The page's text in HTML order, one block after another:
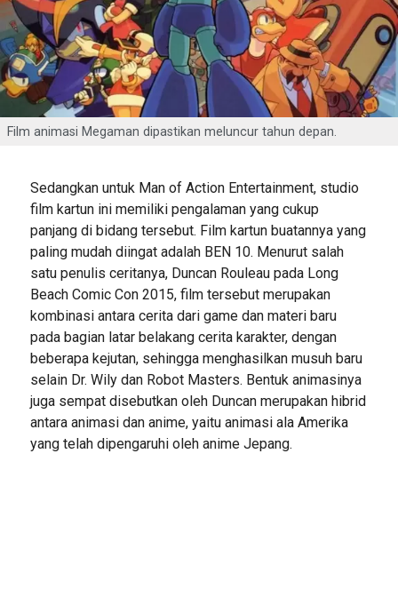
Film animasi Megaman dipastikan meluncur tahun depan.
Sedangkan untuk Man of Action Entertainment, studio
film kartun ini memiliki pengalaman yang cukup
panjang di bidang tersebut. Film kartun buatannya yang
paling mudah diingat adalah BEN 10. Menurut salah
satu penulis ceritanya, Duncan Rouleau pada Long
Beach Comic Con 2015, film tersebut merupakan
kombinasi antara cerita dari game dan materi baru
pada bagian latar belakang cerita karakter, dengan
beberapa kejutan, sehingga menghasilkan musuh baru
selain Dr. Wily dan Robot Masters. Bentuk animasinya
juga sempat disebutkan oleh Duncan merupakan hibrid
antara animasi dan anime, yaitu animasi ala Amerika
yang telah dipengaruhi oleh anime Jepang.